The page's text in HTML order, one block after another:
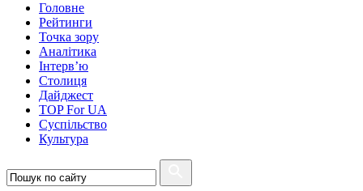
Головне
Рейтинги
Точка зору
Аналітика
Інтерв’ю
Столиця
Дайджест
TOP For UA
Суспiльство
Культура